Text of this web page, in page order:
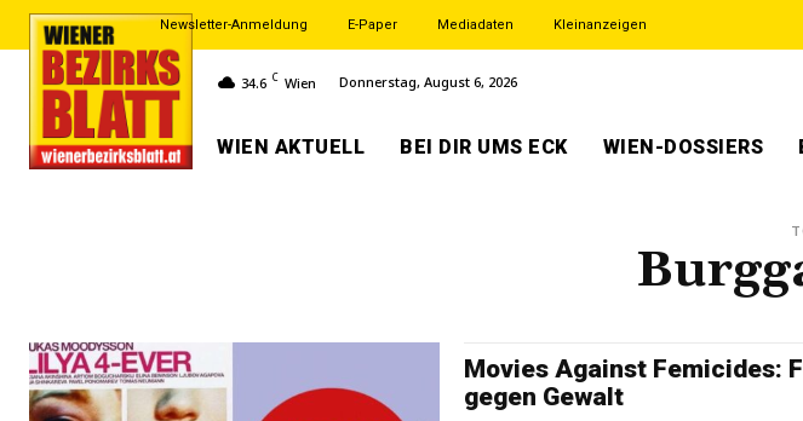
Newsletter-Anmeldung E-Paper Mediadaten Kleinanzeigen
34.6 C Wien Donnerstag, August 6, 2026
WIEN AKTUELL BEI DIR UMS ECK WIEN-DOSSIERS
Movies Against Femicides:
gegen Gewalt